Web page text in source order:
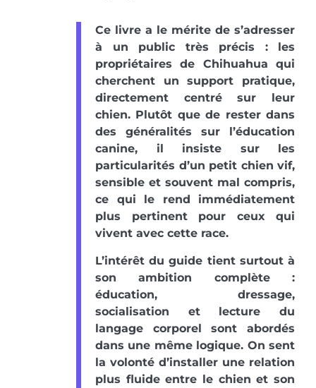
Ce livre a le mérite de s’adresser
à un public très précis : les
propriétaires de Chihuahua qui
cherchent un support pratique,
directement centré sur leur
chien. Plutôt que de rester dans
des généralités sur l’éducation
canine, il insiste sur les
particularités d’un petit chien vif,
sensible et souvent mal compris,
ce qui le rend immédiatement
plus pertinent pour ceux qui
vivent avec cette race.
L’intérêt du guide tient surtout à
son ambition complète :
éducation, dressage,
socialisation et lecture du
langage corporel sont abordés
dans une même logique. On sent
la volonté d’installer une relation
plus fluide entre le chien et son